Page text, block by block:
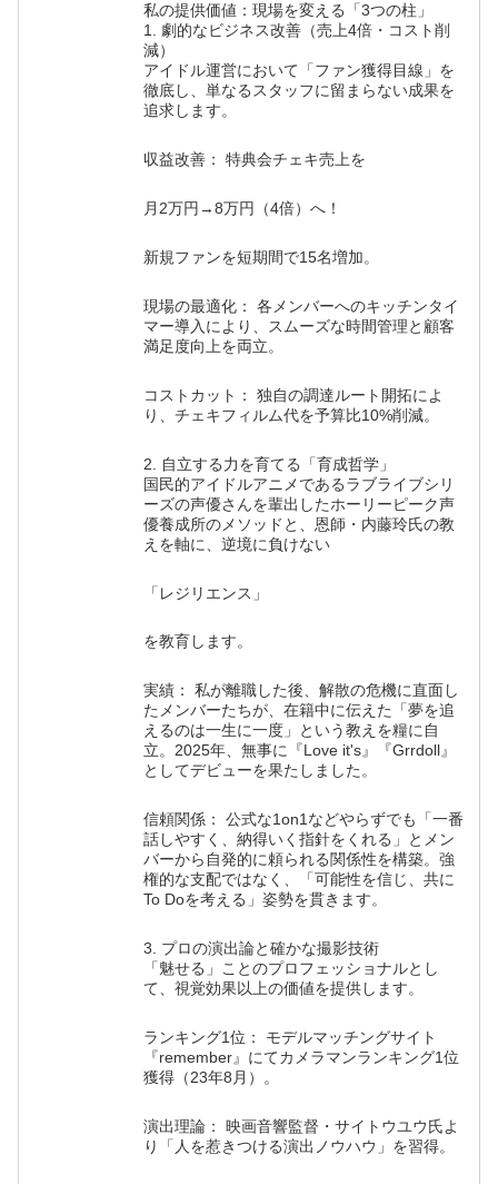
私の提供価値：現場を変える「3つの柱」
1. 劇的なビジネス改善（売上4倍・コスト削
減）
アイドル運営において「ファン獲得目線」を
徹底し、単なるスタッフに留まらない成果を
追求します。
収益改善： 特典会チェキ売上を
月2万円→8万円（4倍）へ！
新規ファンを短期間で15名増加。
現場の最適化： 各メンバーへのキッチンタイ
マー導入により、スムーズな時間管理と顧客
満足度向上を両立。
コストカット： 独自の調達ルート開拓によ
り、チェキフィルム代を予算比10%削減。
2. 自立する力を育てる「育成哲学」
国民的アイドルアニメであるラブライブシリ
ーズの声優さんを輩出したホーリーピーク声
優養成所のメソッドと、恩師・内藤玲氏の教
えを軸に、逆境に負けない
「レジリエンス」
を教育します。
実績： 私が離職した後、解散の危機に直面し
たメンバーたちが、在籍中に伝えた「夢を追
えるのは一生に一度」という教えを糧に自
立。2025年、無事に『Love it's』『Grrdoll』
としてデビューを果たしました。
信頼関係： 公式な1on1などやらずでも「一番
話しやすく、納得いく指針をくれる」とメン
バーから自発的に頼られる関係性を構築。強
権的な支配ではなく、「可能性を信じ、共に
To Doを考える」姿勢を貫きます。
3. プロの演出論と確かな撮影技術
「魅せる」ことのプロフェッショナルとし
て、視覚効果以上の価値を提供します。
ランキング1位： モデルマッチングサイト
『remember』にてカメラマンランキング1位
獲得（23年8月）。
演出理論： 映画音響監督・サイトウユウ氏よ
り「人を惹きつける演出ノウハウ」を習得。